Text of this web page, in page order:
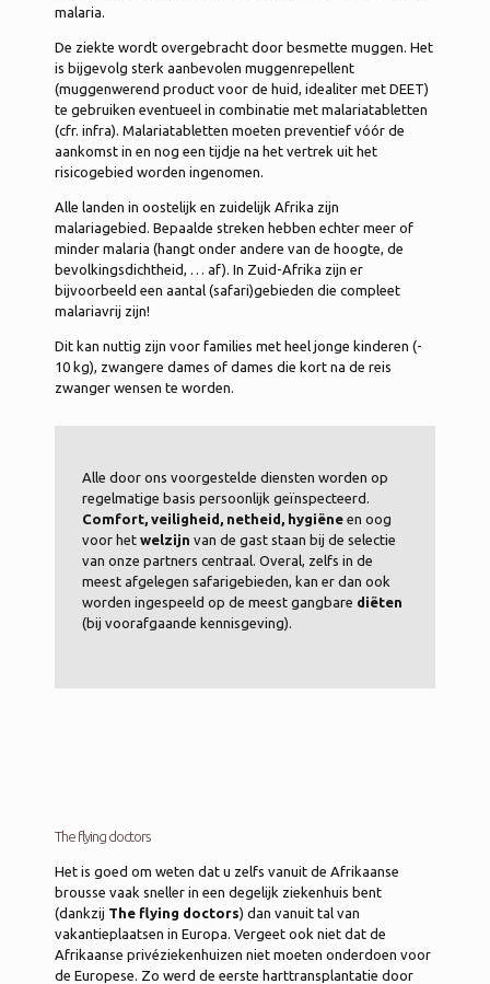
malaria.
De ziekte wordt overgebracht door besmette muggen. Het
is bijgevolg sterk aanbevolen muggenrepellent
(muggenwerend product voor de huid, idealiter met DEET)
te gebruiken eventueel in combinatie met malariatabletten
(cfr. infra). Malariatabletten moeten preventief vóór de
aankomst in en nog een tijdje na het vertrek uit het
risicogebied worden ingenomen.
Alle landen in oostelijk en zuidelijk Afrika zijn
malariagebied. Bepaalde streken hebben echter meer of
minder malaria (hangt onder andere van de hoogte, de
bevolkingsdichtheid, … af). In Zuid-Afrika zijn er
bijvoorbeeld een aantal (safari)gebieden die compleet
malariavrij zijn!
Dit kan nuttig zijn voor families met heel jonge kinderen (-
10 kg), zwangere dames of dames die kort na de reis
zwanger wensen te worden.
Alle door ons voorgestelde diensten worden op
regelmatige basis persoonlijk geïnspecteerd.
Comfort, veiligheid, netheid, hygiëneen oog
voor hetwelzijn van de gast staan bij de selectie
van onze partners centraal. Overal, zelfs in de
meest afgelegen safarigebieden, kan er dan ook
worden ingespeeld op de meest gangbare diëten
(bij voorafgaande kennisgeving).
The flying doctors
Het is goed om weten dat u zelfs vanuit de Afrikaanse
brousse vaak sneller in een degelijk ziekenhuis bent
(dankzij The flying doctors) dan vanuit tal van
vakantieplaatsen in Europa. Vergeet ook niet dat de
Afrikaanse privéziekenhuizen niet moeten onderdoen voor
de Europese. Zo werd de eerste harttransplantatie door